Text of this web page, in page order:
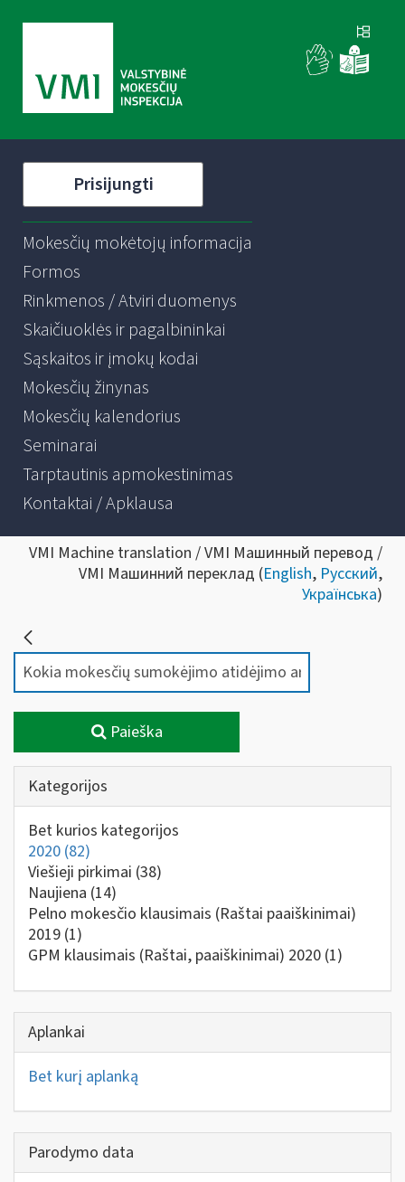
Prisijungti
Mokesčių mokėtojų informacija
Formos
Rinkmenos / Atviri duomenys
Skaičiuoklės ir pagalbininkai
Sąskaitos ir įmokų kodai
Mokesčių žinynas
Mokesčių kalendorius
Seminarai
Tarptautinis apmokestinimas
Kontaktai / Apklausa
VMI Machine translation / VMI Машинный перевод /
VMI Машинний переклад (English, Русский,
Українська)
Paieška
Kategorijos
Bet kurios kategorijos
2020 (82)
Viešieji pirkimai (38)
Naujiena (14)
Pelno mokesčio klausimais (Raštai paaiškinimai)
2019 (1)
GPM klausimais (Raštai, paaiškinimai) 2020 (1)
Aplankai
Bet kurį aplanką
Parodymo data